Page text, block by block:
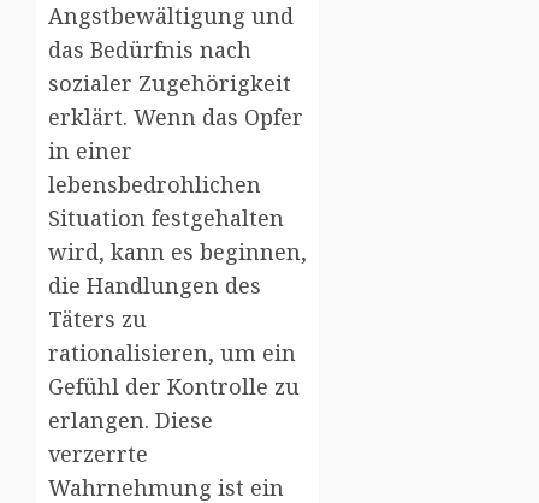
Angstbewältigung und
das Bedürfnis nach
sozialer Zugehörigkeit
erklärt. Wenn das Opfer
in einer
lebensbedrohlichen
Situation festgehalten
wird, kann es beginnen,
die Handlungen des
Täters zu
rationalisieren, um ein
Gefühl der Kontrolle zu
erlangen. Diese
verzerrte
Wahrnehmung ist ein